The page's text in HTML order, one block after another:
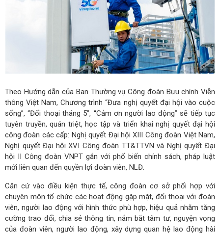
Theo Hướng dẫn của Ban Thường vụ Công đoàn Bưu chính Viễn
thông Việt Nam, Chương trình “Đưa nghị quyết đại hội vào cuộc
sống”, “Đối thoại tháng 5”, “Cảm ơn người lao động” sẽ tiếp tục
tuyên truyền, quán triệt, học tập và triển khai nghị quyết đại hội
công đoàn các cấp: Nghị quyết Đại hội XIII Công đoàn Việt Nam,
Nghị quyết Đại hội XVI Công đoàn TT&TTVN và Nghị quyết Đại
hội II Công đoàn VNPT gắn với phổ biến chính sách, pháp luật
mới liên quan đến quyền lợi đoàn viên, NLĐ.
Căn cứ vào điều kiện thực tế, công đoàn cơ sở phối hợp với
chuyên môn tổ chức các hoạt động gặp mặt, đối thoại với đoàn
viên, người lao động với hình thức phù hợp, hiệu quả nhằm tăng
cường trao đổi, chia sẻ thông tin, nắm bắt tâm tư, nguyện vọng
của đoàn viên, người lao động, xây dựng quan hệ lao động hài